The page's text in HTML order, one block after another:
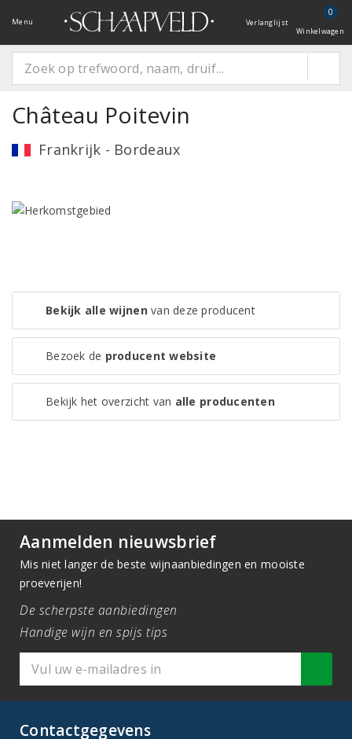
Menu Verlanglijst
0
Winkelwagen
Château Poitevin
Frankrijk - Bordeaux
Bekijk alle wijnenvan deze producent
Bezoek de producent website
Bekijk het overzicht van alle producenten
Aanmelden nieuwsbrief
Mis niet langer de beste wijnaanbiedingen en mooiste
proeverijen!
De scherpste aanbiedingen
Handige wijn en spijs tips
Contactgegevens